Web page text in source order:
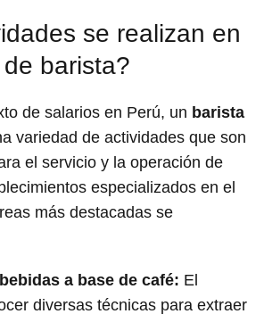
se realizan en
barista?
de salarios en Perú, un barista
variedad de actividades que son
el servicio y la operación de
especializados en el
más destacadas se
a base de café: El
diversas técnicas para extraer